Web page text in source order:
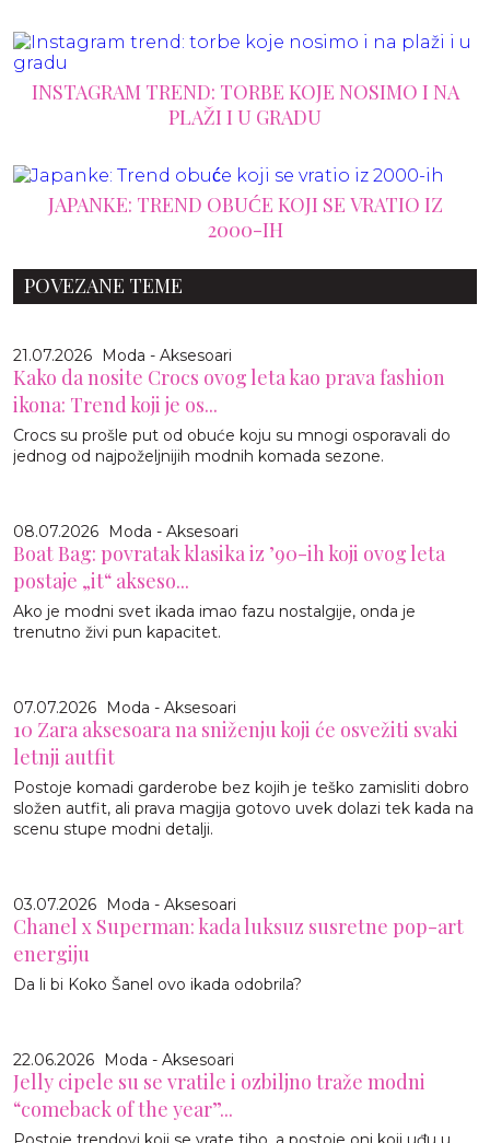
INSTAGRAM TREND: TORBE KOJE NOSIMO I NA
PLAŽI I U GRADU
JAPANKE: TREND OBUĆE KOJI SE VRATIO IZ
2000-IH
POVEZANE TEME
21.07.2026 Moda - Aksesoari
Kako da nosite Crocs ovog leta kao prava fashion
ikona: Trend koji je os...
Crocs su prošle put od obuće koju su mnogi osporavali do
jednog od najpoželjnijih modnih komada sezone.
08.07.2026 Moda - Aksesoari
Boat Bag: povratak klasika iz ’90-ih koji ovog leta
postaje „it“ akseso...
Ako je modni svet ikada imao fazu nostalgije, onda je
trenutno živi pun kapacitet.
07.07.2026 Moda - Aksesoari
10 Zara aksesoara na sniženju koji će osvežiti svaki
letnji autfit
Postoje komadi garderobe bez kojih je teško zamisliti dobro
složen autfit, ali prava magija gotovo uvek dolazi tek kada na
scenu stupe modni detalji.
03.07.2026 Moda - Aksesoari
Chanel x Superman: kada luksuz susretne pop-art
energiju
Da li bi Koko Šanel ovo ikada odobrila?
22.06.2026 Moda - Aksesoari
Jelly cipele su se vratile i ozbiljno traže modni
“comeback of the year”...